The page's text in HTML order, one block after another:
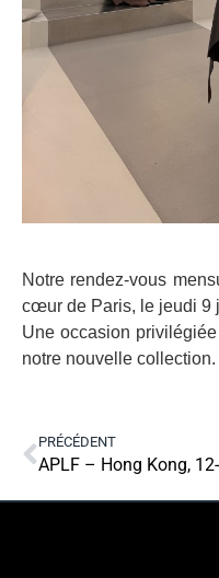
Notre rendez-vous
cœur de Paris, le jeudi 9
Une occasion
notre nouvelle collection.
PRÉCÉDENT